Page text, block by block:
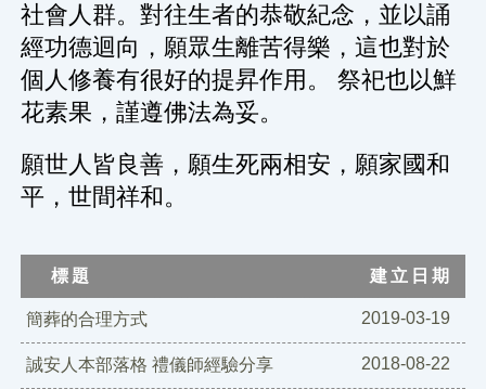
社會人群。對往生者的恭敬紀念，並以誦
經功德迴向，願眾生離苦得樂，這也對於
個人修養有很好的提昇作用。 祭祀也以鮮
花素果，謹遵佛法為妥。
願世人皆良善，願生死兩相安，願家國和
平，世間祥和。
建立日期
標題
2019-03-19
簡葬的合理方式
2018-08-22
誠安人本部落格 禮儀師經驗分享